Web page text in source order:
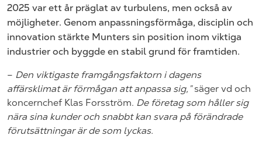
2025 var ett år präglat av turbulens, men också av
möjligheter. Genom anpassningsförmåga, disciplin och
innovation stärkte Munters sin position inom viktiga
industrier och byggde en stabil grund för framtiden.
– Den viktigaste framgångsfaktorn i dagens
affärsklimat är förmågan att anpassa sig,”säger vd och
koncernchef Klas Forsström. De företag som håller sig
nära sina kunder och snabbt kan svara på förändrade
förutsättningar är de som lyckas.